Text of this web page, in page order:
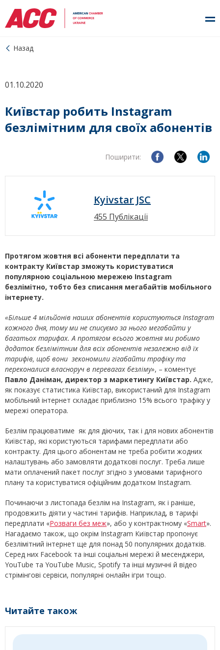
Назад
01.10.2020
Київстар робить Instagram
безлімітним для своїх абонентів
Поширити:
Kyivstar JSC
455 Публікації
Протягом жовтня всі абоненти передплати та
контракту Київстар зможуть користуватися
популярною соціальною мережею Instagram
безлімітно, тобто без списання мегабайтів мобільного
інтернету.
«Більше 4 мільйонів наших абонентів користуються Instagram
кожного дня, тому ми не списуємо за нього мегабайти у
багатьох тарифах. А протягом всього жовтня ми робимо
додаток безлімітним для всіх абонентів незалежно від їх
тарифів, щоб вони зекономили гігабайти трафіку та
переконалися власноруч в перевагах безліму», – коментує
Павло Даніман, директор з маркетингу Київстар. Адже,
як показує статистика Київстар, використаний для Instagram
мобільний інтернет складає приблизно 15% всього трафіку у
мережі оператора.
Безлім працюватиме як для діючих, так і для нових абонентів
Київстар, які користуються тарифами передплати або
контракту. Для цього абонентам не треба робити жодних
налаштувань або замовляти додаткові послуг. Треба лише
мати оплачений пакет послуг згідно з умовами тарифного
плану та користуватися офіційним додатком Instagram.
Починаючи з листопада безлім на Instagram, як і раніше,
продовжить діяти у частині тарифів. Наприклад, в тарифі
передплати «Розваги без меж», або у контрактному «Smart».
Нагадаємо також, що окрім Instagram Київстар пропонує
безлімітний інтернет ще для понад 50 популярних додатків.
Серед них Facebook та інші соціальні мережі й месенджери,
YouTube та YouTube Music, Spotify та інші музичні й відео
стрімінгові сервіси, популярні онлайн ігри тощо.
Читайте також